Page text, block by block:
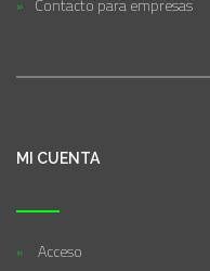
MI CUENTA
Acceso